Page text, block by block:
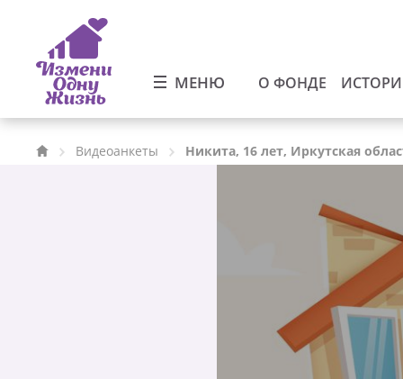
МЕНЮ О ФОНДЕ
Видеоанкеты Никита, 16 лет, Иркутская